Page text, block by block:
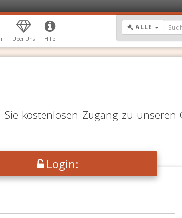
Über Uns Hilfe
ALLE
kostenlosen Zugang zu unseren
Login: